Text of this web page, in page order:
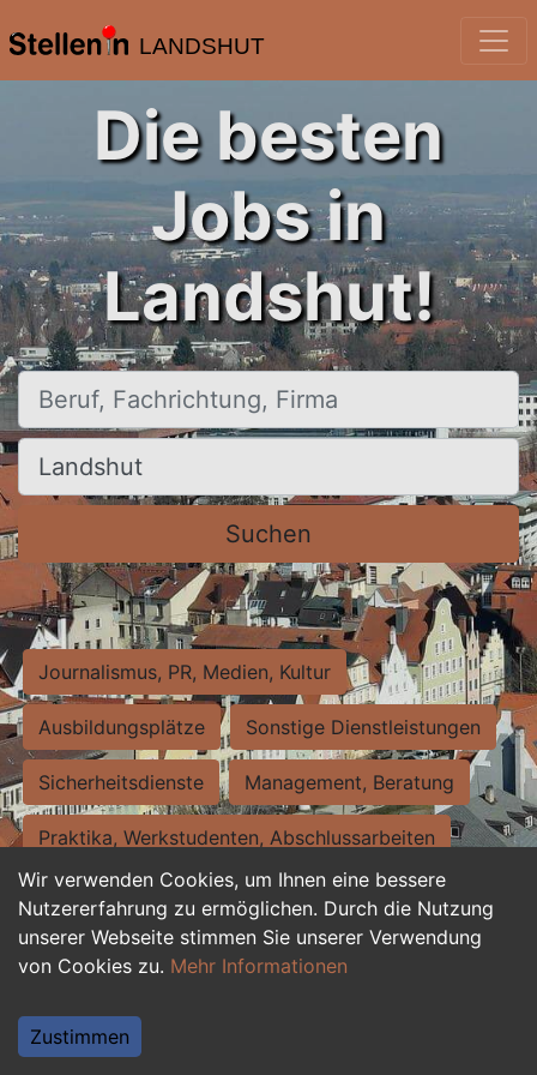
LANDSHUT
Wir verwenden Cookies, um Ihnen eine bessere
Nutzererfahrung zu ermöglichen. Durch die Nutzung
unserer Webseite stimmen Sie unserer Verwendung
von Cookies zu. Mehr Informationen
Zustimmen
Die besten
Jobs in
Landshut!
Beruf, Fachrichtung, Firma
Ort, Stadt
Suchen
Journalismus, PR, Medien, Kultur
Ausbildungsplätze Sonstige Dienstleistungen
Sicherheitsdienste Management, Beratung
Praktika, Werkstudenten, Abschlussarbeiten
Personalwesen Assistenz, Sekretariat
Hilfskräfte, Aushilfs- und Nebenjobs
Weiterbildung, Studium, duale Ausbildung